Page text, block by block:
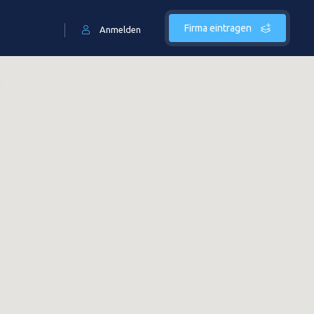
Firma eintragen
Anmelden